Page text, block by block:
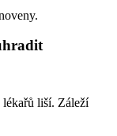
lékařů liší. Záleží